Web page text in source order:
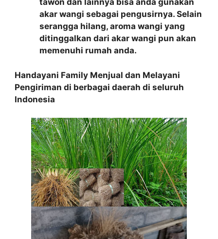
tawon dan lainnya bisa anda gunakan
akar wangi sebagai pengusirnya. Selain
serangga hilang, aroma wangi yang
ditinggalkan dari akar wangi pun akan
memenuhi rumah anda.
Handayani Family Menjual dan Melayani
Pengiriman di berbagai daerah di seluruh
Indonesia